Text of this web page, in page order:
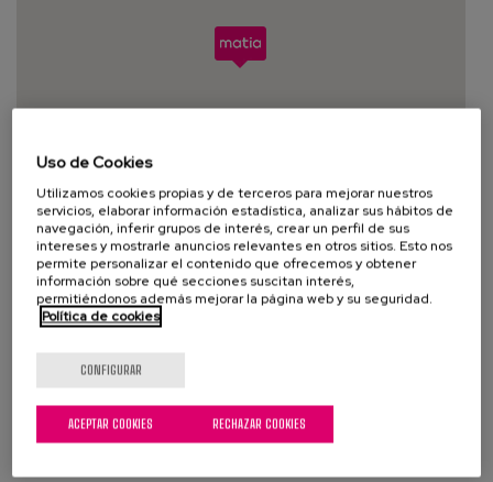
Centro de Día de Lugaritz
Pinu Bidea 37
943 31 7 100 -lugaritz.cd@matia.eus
Uso de Cookies
Utilizamos cookies propias y de terceros para mejorar nuestros
servicios, elaborar información estadística, analizar sus hábitos de
navegación, inferir grupos de interés, crear un perfil de sus
intereses y mostrarle anuncios relevantes en otros sitios. Esto nos
permite personalizar el contenido que ofrecemos y obtener
información sobre qué secciones suscitan interés,
permitiéndonos además mejorar la página web y su seguridad.
Política de cookies
CONFIGURAR
RECHAZAR COOKIES
ACEPTAR COOKIES